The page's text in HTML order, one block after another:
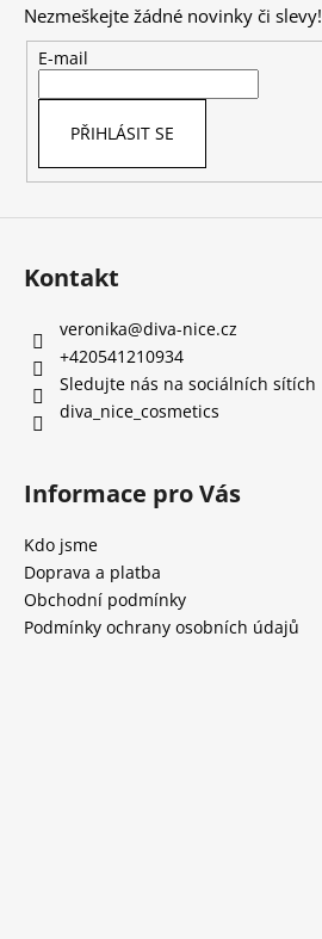
Nezmeškejte žádné novinky či slevy!
E-mail
PŘIHLÁSIT SE
Kontakt
veronika@diva-nice.cz
+420541210934
Sledujte nás na sociálních sítích
diva_nice_cosmetics
Informace pro Vás
Kdo jsme
Doprava a platba
Obchodní podmínky
Podmínky ochrany osobních údajů